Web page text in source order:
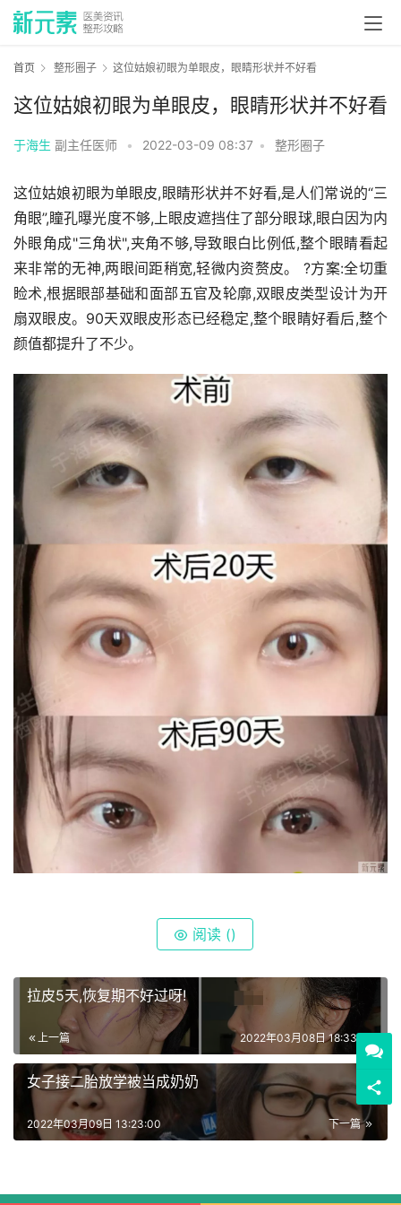
首页 整形圈子 这位姑娘初眼为单眼皮，眼睛形状并不好看
这位姑娘初眼为单眼皮，眼睛形状并不好看
于海生 副主任医师 • 2022-03-09 08:37 • 整形圈子
这位姑娘初眼为单眼皮,眼睛形状并不好看,是人们常说的“三
角眼”,瞳孔曝光度不够,上眼皮遮挡住了部分眼球,眼白因为内
外眼角成"三角状",夹角不够,导致眼白比例低,整个眼睛看起
来非常的无神,两眼间距稍宽,轻微内资赘皮。 ?方案:全切重
睑术,根据眼部基础和面部五官及轮廓,双眼皮类型设计为开
扇双眼皮。90天双眼皮形态已经稳定,整个眼睛好看后,整个
颜值都提升了不少。
阅读 ()
拉皮5天,恢复期不好过呀!
上一篇 2022年03月08日 18:33:00
女子接二胎放学被当成奶奶
下一篇
2022年03月09日 13:23:00